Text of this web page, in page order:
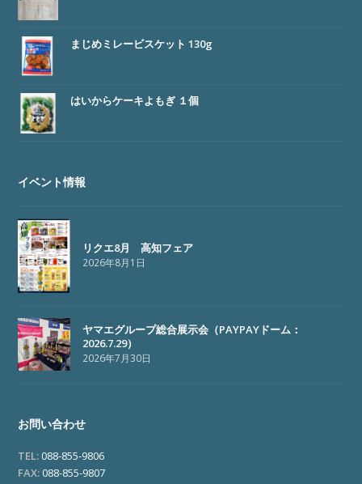
まじめミレービスケット 130g
はいからケーキよもぎ １個
イベント情報
リクエ8月 高知フェア
2026年8月1日
ヤマエグループ総合展示会（PAYPAYドーム：
2026.7.29）
2026年7月30日
お問い合わせ
TEL:088-855-9806
FAX:088-855-9807